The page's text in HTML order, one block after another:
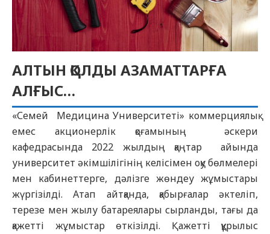
АЛТЫН ҚОЛДЫ АЗАМАТТАРҒА
АЛҒЫС…
«Семей Медицина Университеті» коммерциялық
емес акционерлік қоғамының әскери
кафедрасында 2022 жылдың қаңтар айында
университет әкімшілігінің келісімен оқу бөлмелері
мен кабинеттерге, дәлізге жөндеу жұмыстары
жүргізілді. Атап айтқанда, қабырғалар әктеліп,
терезе мен жылу батареялары сырланды, тағы да
қажетті жұмыстар өткізілді. Қажетті құрылыс